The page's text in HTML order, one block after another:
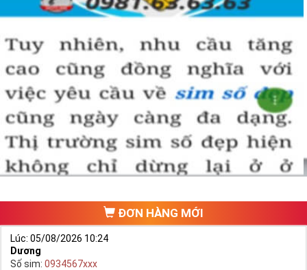
ĐƠN HÀNG MỚI
Lúc: 05/08/2026 10:24
Dương
Số sim: 0934567xxx